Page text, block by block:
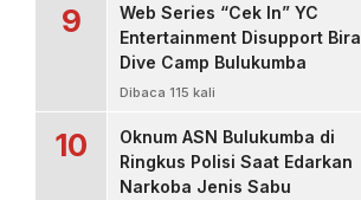
9
Web Series “Cek In” YC
Entertainment Disupport Bira
Dive Camp Bulukumba
Dibaca 115 kali
10
Oknum ASN Bulukumba di
Ringkus Polisi Saat Edarkan
Narkoba Jenis Sabu